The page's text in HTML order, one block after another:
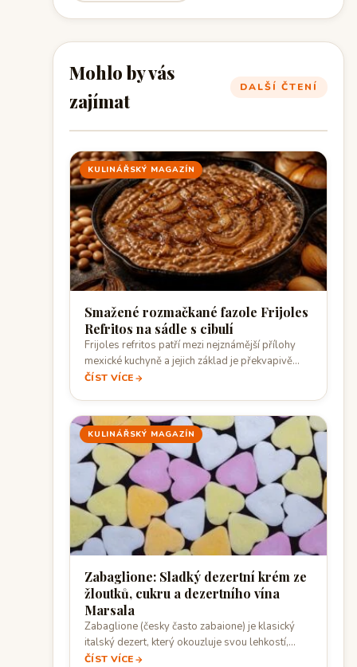
Mohlo by vás
zajímat
DALŠÍ ČTENÍ
KULINÁŘSKÝ MAGAZÍN
Smažené rozmačkané fazole Frijoles
Refritos na sádle s cibulí
Frijoles refritos patří mezi nejznámější přílohy
mexické kuchyně a jejich základ je překvapivě
jednoduchý:…
ČÍST VÍCE
KULINÁŘSKÝ MAGAZÍN
Zabaglione: Sladký dezertní krém ze
žloutků, cukru a dezertního vína
Marsala
Zabaglione (česky často zabaione) je klasický
italský dezert, který okouzluje svou lehkostí,
krémovou texturou…
ČÍST VÍCE